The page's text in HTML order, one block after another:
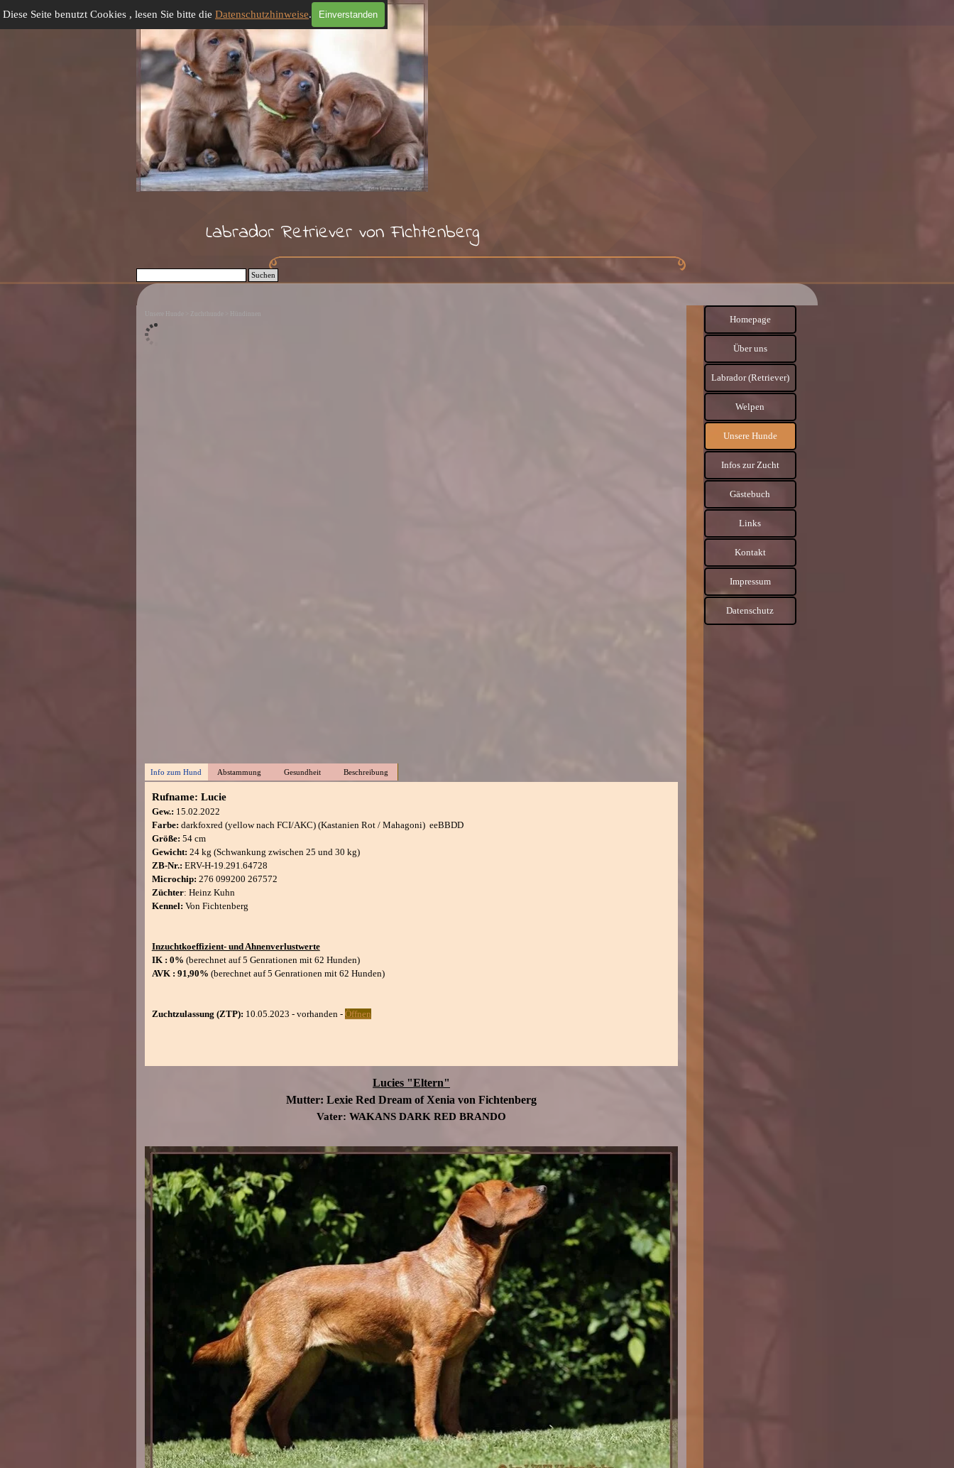
Diese Seite benutzt Cookies , lesen Sie bitte die Datenschutzhinweise. Einverstanden
Labrador Retriever von Fichtenberg
Suchen
Menü überspringen
Homepage
Über uns
Labrador (Retriever)
Welpen
Unsere Hunde
Infos zur Zucht
Gästebuch
Links
Kontakt
Impressum
Datenschutz
Unsere Hunde > Zuchthunde > Hündinnen
Info zum Hund Abstammung Gesundheit Beschreibung
Rufname: Lucie
Gew.: 15.02.2022
Farbe: darkfoxred (yellow nach FCI/AKC) (Kastanien Rot / Mahagoni) eeBBDD
Größe: 54 cm
Gewicht: 24 kg (Schwankung zwischen 25 und 30 kg)
ZB-Nr.: ERV-H-19.291.64728
Microchip: 276 099200 267572
Züchter: Heinz Kuhn
Kennel: Von Fichtenberg
Inzuchtkoeffizient- und Ahnenverlustwerte
IK : 0% (berechnet auf 5 Genrationen mit 62 Hunden)
AVK : 91,90% (berechnet auf 5 Genrationen mit 62 Hunden)
Zuchtzulassung (ZTP): 10.05.2023 - vorhanden - Öffnen
Lucies "Eltern"
Mutter: Lexie Red Dream of Xenia von Fichtenberg
Vater: WAKANS DARK RED BRANDO